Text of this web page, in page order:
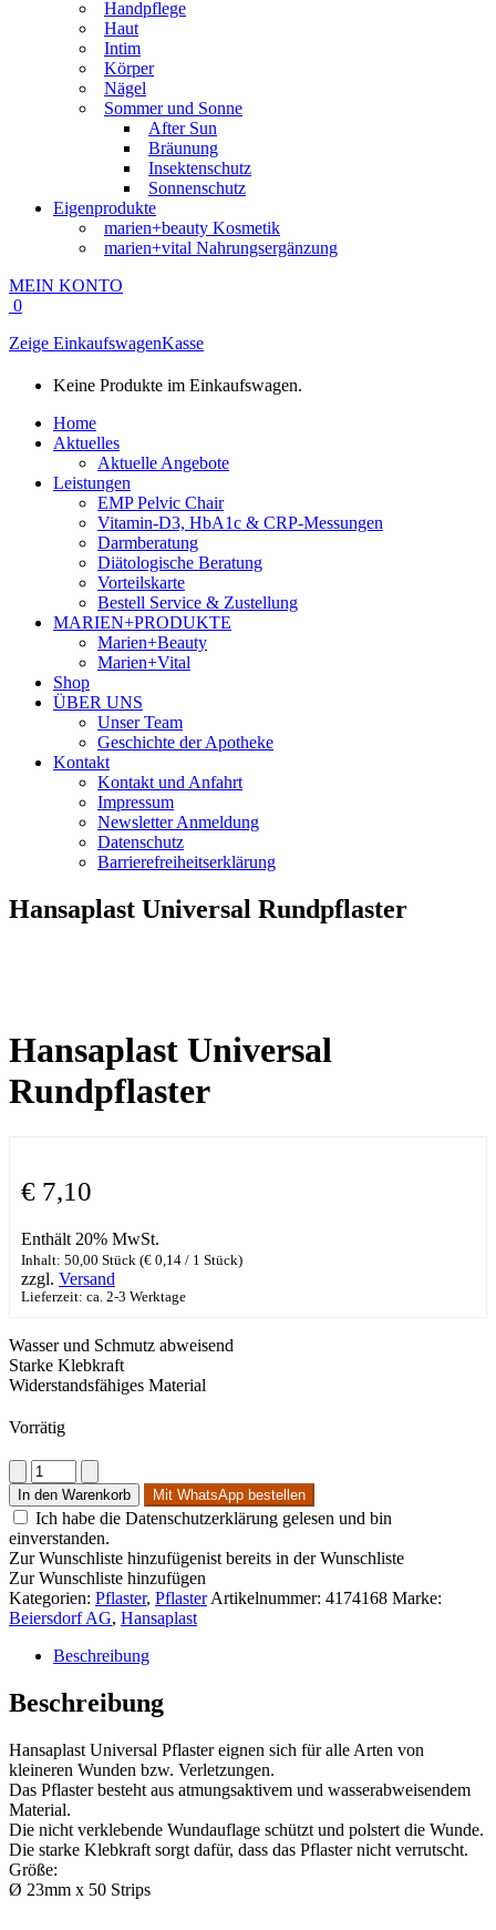
Handpflege
Haut
Intim
Körper
Nägel
Sommer und Sonne
After Sun
Bräunung
Insektenschutz
Sonnenschutz
Eigenprodukte
marien+beauty Kosmetik
marien+vital Nahrungsergänzung
MEIN KONTO
0
Zeige EinkaufswagenKasse
Keine Produkte im Einkaufswagen.
Home
Aktuelles
Aktuelle Angebote
Leistungen
EMP Pelvic Chair
Vitamin-D3, HbA1c & CRP-Messungen
Darmberatung
Diätologische Beratung
Vorteilskarte
Bestell Service & Zustellung
MARIEN+PRODUKTE
Marien+Beauty
Marien+Vital
Shop
ÜBER UNS
Unser Team
Geschichte der Apotheke
Kontakt
Kontakt und Anfahrt
Impressum
Newsletter Anmeldung
Datenschutz
Barrierefreiheitserklärung
Hansaplast Universal Rundpflaster
Hansaplast Universal
Rundpflaster
€ 7,10
Enthält 20% MwSt.
Inhalt: 50,00 Stück (€ 0,14 / 1 Stück)
zzgl. Versand
Lieferzeit: ca. 2-3 Werktage
Wasser und Schmutz abweisend
Starke Klebkraft
Widerstandsfähiges Material
Vorrätig
Hansaplast
Universal
Rundpflaster
Menge
In den Warenkorb Mit WhatsApp bestellen
Ich habe die Datenschutzerklärung gelesen und bin
einverstanden.
Zur Wunschliste hinzufügenist bereits in der Wunschliste
Zur Wunschliste hinzufügen
Kategorien: Pflaster, Pflaster Artikelnummer: 4174168 Marke:
Beiersdorf AG, Hansaplast
Beschreibung
Beschreibung
Hansaplast Universal Pflaster eignen sich für alle Arten von
kleineren Wunden bzw. Verletzungen.
Das Pflaster besteht aus atmungsaktivem und wasserabweisendem
Material.
Die nicht verklebende Wundauflage schützt und polstert die Wunde.
Die starke Klebkraft sorgt dafür, dass das Pflaster nicht verrutscht.
Größe:
Ø 23mm x 50 Strips